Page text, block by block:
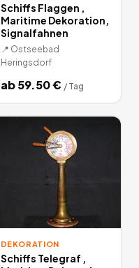
Schiffs Flaggen ,
Maritime Dekoration,
Signalfahnen
📍 Ostseebad
Heringsdorf
ab59.50€ / Tag
DEKORATION
Schiffs Telegraf ,